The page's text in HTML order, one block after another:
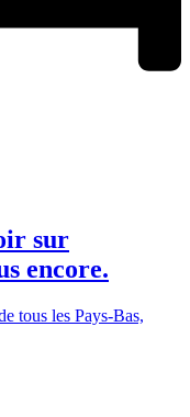
sur
encore.
tous les Pays-Bas,